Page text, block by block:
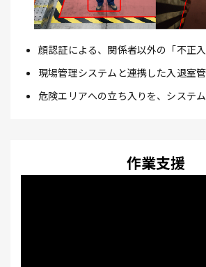
顔認証による、関係者以外の「不正
現場管理システムと連携した入退室
危険エリアへの立ち入りを、システ
作業支援